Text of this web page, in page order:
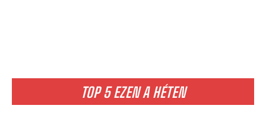
TOP 5 EZEN A HÉTEN